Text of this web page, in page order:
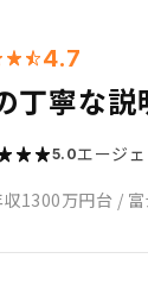
4.7
丁寧な
5.0エージェ
収1300万円台 /